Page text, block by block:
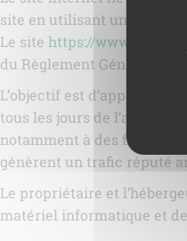
site en utilisant un
Le site https://
du Règlement Général sur
L’objectif est d’apporter
tous les jours de l’année.
notamment à des fins de
génèrent un trafic réputé
Le propriétaire et
matériel informatique et